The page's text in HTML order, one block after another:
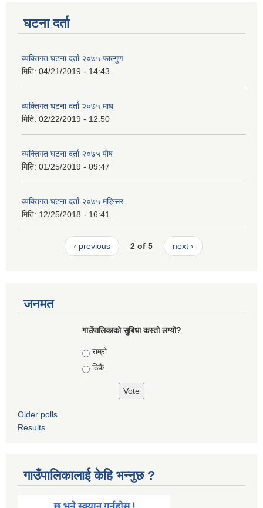
घटना दर्ता
व्यक्तिगत घटना दर्ता २०७५ फाल्गुण
मिति: 04/21/2019 - 14:43
व्यक्तिगत घटना दर्ता २०७५ माघ
मिति: 02/22/2019 - 12:50
व्यक्तिगत घटना दर्ता २०७५ पौष
मिति: 01/25/2019 - 09:47
व्यक्तिगत घटना दर्ता २०७५ मङ्सिर
मिति: 12/25/2018 - 16:41
‹ previous 2 of 5 next ›
जनमत
गाउँपालिकाको सुबिधा कस्तो लग्यो?
Choices
राम्रो
ठिकै
Older polls
Results
गाउँपालिकालाई केहि भन्नुछ ?